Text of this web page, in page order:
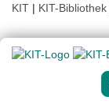
KIT | KIT-Bibliothek